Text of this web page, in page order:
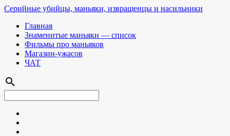
Серийные убийцы, маньяки, извращенцы и насильники
Главная
Знаменитые маньяки — список
Фильмы про маньяков
Магазин-ужасов
ЧАТ
search